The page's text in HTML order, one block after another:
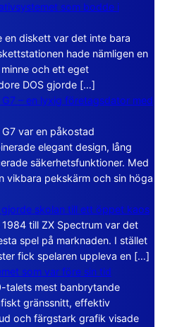
som bodde i
en diskett var det inte bara
hade nämligen en
och ett eget
DOS gjorde […]
– en lyxig företagsdator med
var en påkostad
elegant design, lång
säkerhetsfunktioner. Med
vikbara pekskärm och sin höga
skolan till ett öppet kaos
till ZX Spectrum var det
spel på marknaden. I stället
fick spelaren uppleva en […]
som var före sin tid
talets mest banbrytande
gränssnitt, effektiv
och färgstark grafik visade